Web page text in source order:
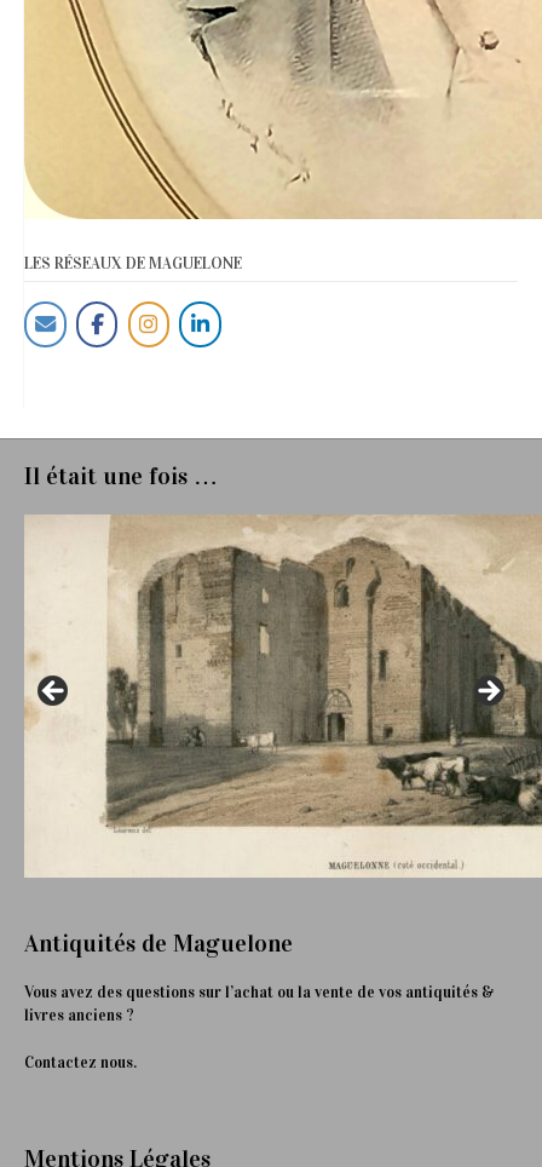
LES RÉSEAUX DE MAGUELONE
Il était une fois …
Antiquités de Maguelone
Vous avez des questions sur l’achat ou la vente de vos antiquités &
livres anciens ?
Contactez nous.
Mentions Légales